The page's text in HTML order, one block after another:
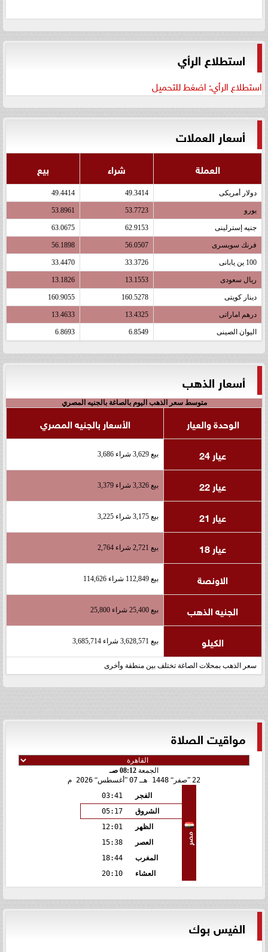
استطلاع الرأي
استطلاع الرأي: اضغط للتحميل
أسعار العملات
العملة شراء بيع
دولار أمريكى 49.3414
49.4414
يورو 53.7723
53.8961
جنيه إسترلينى 62.9153
63.0675
فرنك سويسرى 56.0507
56.1898
100 ين يابانى 33.3726
33.4470
ريال سعودى 13.1553
13.1826
دينار كويتى 160.5278
160.9055
درهم اماراتى 13.4325
13.4633
اليوان الصينى 6.8549
6.8693
أسعار الذهب
متوسط سعر الذهب اليوم بالصاغة بالجنيه المصري
الوحدة والعيار
الأسعار بالجنيه المصري
عيار 24
بيع 3,629 شراء 3,686
عيار 22 بيع 3,326 شراء 3,379
عيار 21 بيع 3,175 شراء 3,225
عيار 18 بيع 2,721 شراء 2,764
الاونصة بيع 112,849 شراء 114,626
الجنيه الذهب بيع 25,400 شراء 25,800
الكيلو بيع 3,628,571 شراء 3,685,714
سعر الذهب بمحلات الصاغة تختلف بين منطقة وأخرى
مواقيت الصلاة
الجمعة 08:12 صـ
22 صفر 1448 هـ 07 أغسطس 2026 م
مصر
الفجر
03:41
الشروق
05:17
الظهر
12:01
العصر
15:38
المغرب
18:44
العشاء
20:10
الفيس بوك